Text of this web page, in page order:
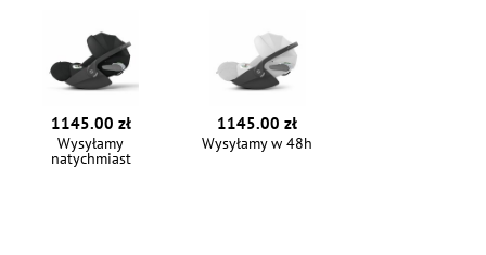
1145.00 zł
Wysyłamy
natychmiast
1145.00 zł
Wysyłamy w 48h